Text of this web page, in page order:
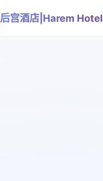
后宫酒店|Harem Hotel